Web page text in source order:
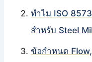
ทำไม ISO
สำหรับ Steel
ข้อกำหนด